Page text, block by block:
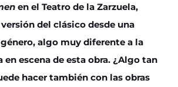
en el Teatro de la Zarzuela,
del clásico desde una
algo muy diferente a la
escena de esta obra. ¿Algo tan
hacer también con las obras